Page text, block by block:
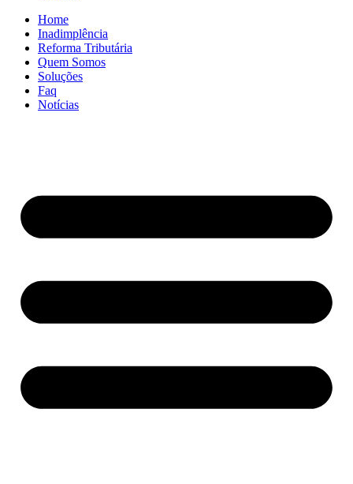
Home
Inadimplência
Reforma Tributária
Quem Somos
Soluções
Faq
Notícias